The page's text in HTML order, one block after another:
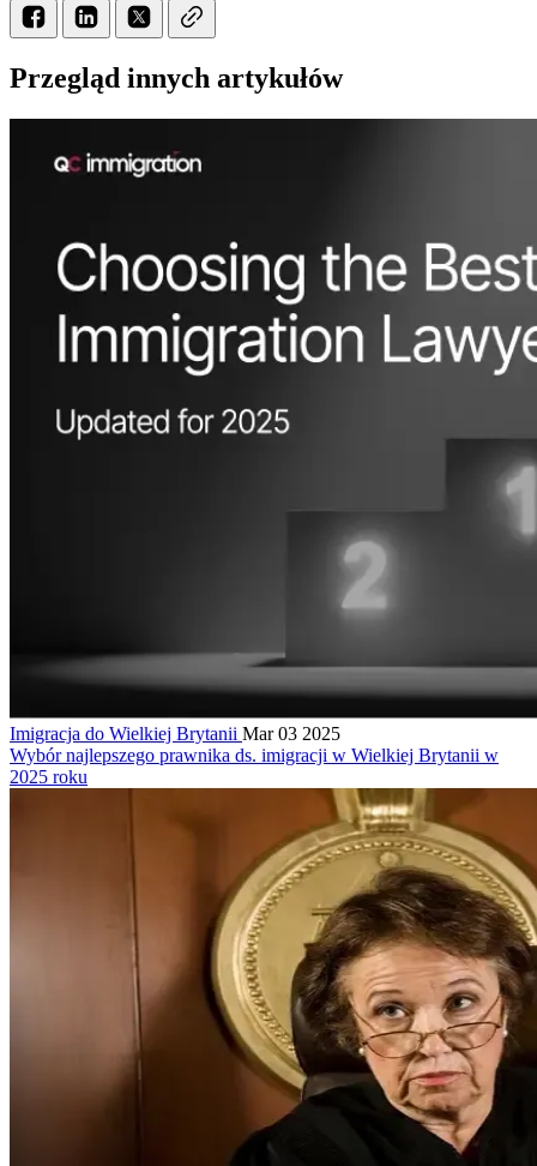
Przegląd innych artykułów
Imigracja do Wielkiej Brytanii Mar 03 2025
Wybór najlepszego prawnika ds. imigracji w Wielkiej Brytanii w
2025 roku